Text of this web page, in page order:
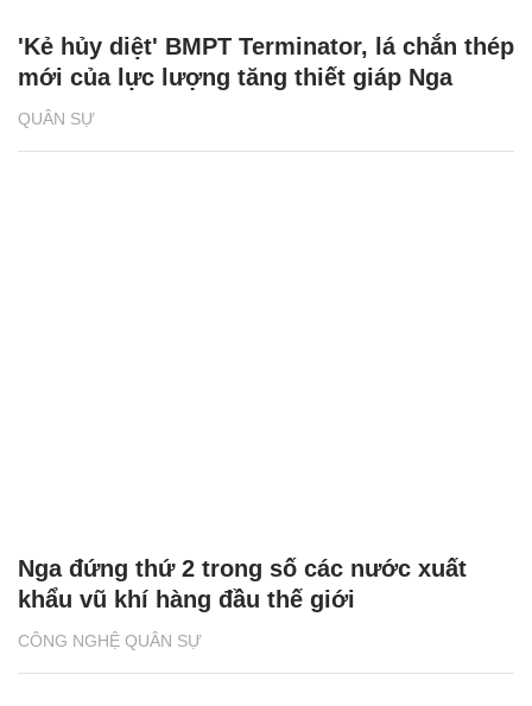
QUÂN SỰ
'Kẻ hủy diệt' BMPT Terminator, lá chắn thép
mới của lực lượng tăng thiết giáp Nga
CÔNG NGHỆ QUÂN SỰ
Nga đứng thứ 2 trong số các nước xuất
khẩu vũ khí hàng đầu thế giới